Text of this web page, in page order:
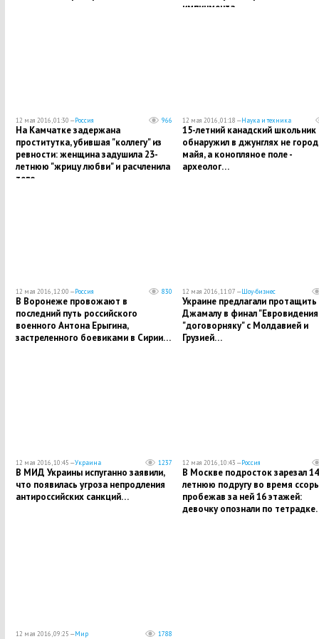
импичмента…
12 мая 2016, 01:30 —Россия 966
На Камчатке задержана
проститутка, убившая "коллегу" из
ревности: женщина задушила 23-
летнюю "жрицу любви" и расчленила
тело…
12 мая 2016, 01:18 —Наука и техника
15-летний канадский школьник
обнаружил в джунглях не город
майя, а конопляное поле -
археолог…
12 мая 2016, 12:00 —Россия 830
В Воронеже провожают в
последний путь российского
военного Антона Ерыгина,
застреленного боевиками в Сирии…
12 мая 2016, 11:07 —Шоу-бизнес
Украине предлагали протащить
Джамалу в финал
"договорняку" с Молдавией и
Грузией…
12 мая 2016, 10:45 —Украина 1237
В МИД Украины испуганно заявили,
что появилась угроза непродления
антироссийских санкций…
12 мая 2016, 10:43 —Россия
В Москве подросток зарезал
летнюю подругу во время
пробежав за ней 16 этажей:
девочку опознали по
12 мая 2016, 09:25 —Мир 1788